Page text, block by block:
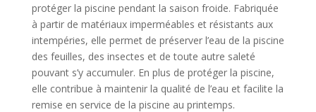
protéger la piscine pendant la saison froide. Fabriquée
à partir de matériaux imperméables et résistants aux
intempéries, elle permet de préserver l’eau de la piscine
des feuilles, des insectes et de toute autre saleté
pouvant s’y accumuler. En plus de protéger la piscine,
elle contribue à maintenir la qualité de l’eau et facilite la
remise en service de la piscine au printemps.